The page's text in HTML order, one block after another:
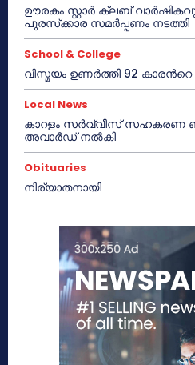
ഊരകം സ്റ്റാർ ക്ലബ്
പുരസ്‌ക്കാര സമർപ്പണം നടത്തി
School & College
വിസ്മയം ഉണർത്തി 92
Local News
കാറളം സർവ്വീസ് സഹകരണ
അവാർഡ് നൽകി
Obituaries
നിര്യാതനായി